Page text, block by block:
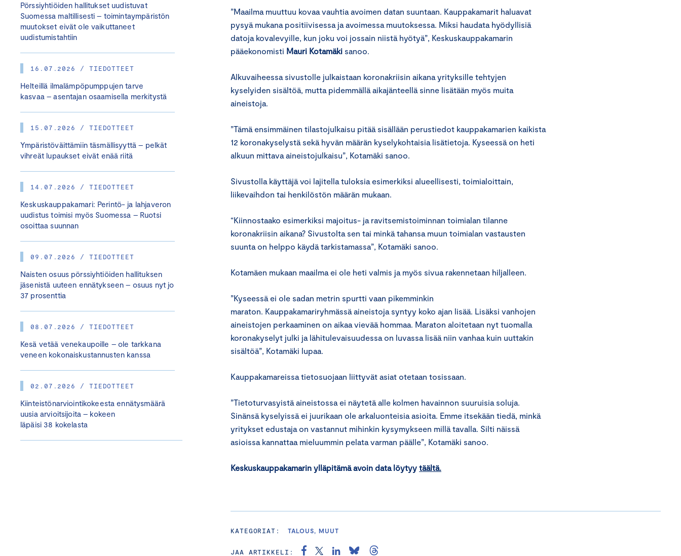
Pörssiyhtiöiden hallitukset uudistuvat
Suomessa maltillisesti – toimintaympäristön
muutokset eivät ole vaikuttaneet
uudistumistahtiin
16.07.2026 / TIEDOTTEET
Helteillä ilmalämpöpumppujen tarve
kasvaa – asentajan osaamisella merkitystä
15.07.2026 / TIEDOTTEET
Ympäristöväittämiin täsmällisyyttä – pelkät
vihreät lupaukset eivät enää riitä
14.07.2026 / TIEDOTTEET
Keskuskauppakamari: Perintö- ja lahjaveron
uudistus toimisi myös Suomessa – Ruotsi
osoittaa suunnan
09.07.2026 / TIEDOTTEET
Naisten osuus pörssiyhtiöiden hallituksen
jäsenistä uuteen ennätykseen – osuus nyt jo
37 prosenttia
08.07.2026 / TIEDOTTEET
Kesä vetää venekaupoille – ole tarkkana
veneen kokonaiskustannusten kanssa
02.07.2026 / TIEDOTTEET
Kiinteistönarviointikokeesta ennätysmäärä
uusia arvioitsijoita – kokeen
läpäisi 38 kokelasta
”Maailma muuttuu kovaa vauhtia avoimen datan suuntaan. Kauppakamarit haluavat
pysyä mukana positiivisessa ja avoimessa muutoksessa. Miksi haudata hyödyllisiä
datoja kovalevyille, kun joku voi jossain niistä hyötyä”, Keskuskauppakamarin
pääekonomisti Mauri Kotamäki sanoo.
Alkuvaiheessa sivustolle julkaistaan koronakriisin aikana yrityksille tehtyjen
kyselyiden sisältöä, mutta pidemmällä aikajänteellä sinne lisätään myös muita
aineistoja.
”Tämä ensimmäinen tilastojulkaisu pitää sisällään perustiedot kauppakamarien kaikista
12 koronakyselystä sekä hyvän määrän kyselykohtaisia lisätietoja. Kyseessä on heti
alkuun mittava aineistojulkaisu”, Kotamäki sanoo.
Sivustolla käyttäjä voi lajitella tuloksia esimerkiksi alueellisesti, toimialoittain,
liikevaihdon tai henkilöstön määrän mukaan.
“Kiinnostaako esimerkiksi majoitus- ja ravitsemistoiminnan toimialan tilanne
koronakriisin aikana? Sivustolta sen tai minkä tahansa muun toimialan vastausten
suunta on helppo käydä tarkistamassa”, Kotamäki sanoo.
Kotamäen mukaan maailma ei ole heti valmis ja myös sivua rakennetaan hiljalleen.
”Kyseessä ei ole sadan metrin spurtti vaan pikemminkin
maraton. Kauppakamariryhmässä aineistoja syntyy koko ajan lisää. Lisäksi vanhojen
aineistojen perkaaminen on aikaa vievää hommaa. Maraton aloitetaan nyt tuomalla
koronakyselyt julki ja lähitulevaisuudessa on luvassa lisää niin vanhaa kuin uuttakin
sisältöä”, Kotamäki lupaa.
Kauppakamareissa tietosuojaan liittyvät asiat otetaan tosissaan.
”Tietoturvasyistä aineistossa ei näytetä alle kolmen havainnon suuruisia soluja.
Sinänsä kyselyissä ei juurikaan ole arkaluonteisia asioita. Emme itsekään tiedä, minkä
yritykset edustaja on vastannut mihinkin kysymykseen millä tavalla. Silti näissä
asioissa kannattaa mieluummin pelata varman päälle”, Kotamäki sanoo.
Keskuskauppakamarin ylläpitämä avoin data löytyy täältä.
KATEGORIAT: TALOUS, MUUT
JAA ARTIKKELI: